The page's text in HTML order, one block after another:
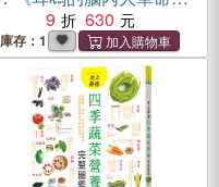
《養腦，不養老》
9 630
庫存：1